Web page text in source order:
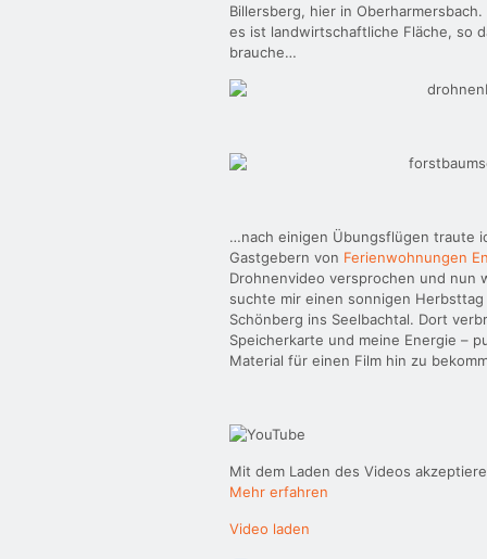
Billersberg, hier in
es ist landwirtschaftliche Fläche, so
brauche…
…nach einigen Übungsflügen traute
Gastgebern von Ferienwohnungen
Drohnenvideo versprochen und nun
suchte mir einen sonnigen
Schönberg ins Seelbachtal. Dort
Speicherkarte und meine Energie –
Material für einen Film hin zu
Mit dem Laden des Videos
Mehr erfahren
Video laden